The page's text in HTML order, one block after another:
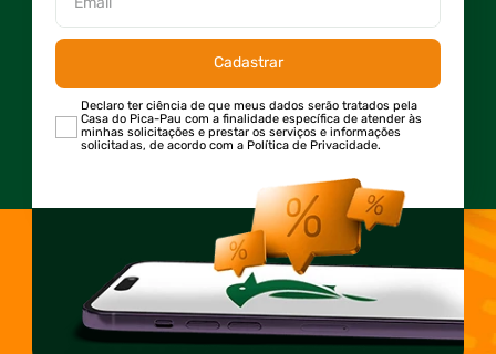
Cadastrar
Declaro ter ciência de que meus dados serão tratados pela
Casa do Pica-Pau com a finalidade específica de atender às
minhas solicitações e prestar os serviços e informações
solicitadas, de acordo com a Política de Privacidade.